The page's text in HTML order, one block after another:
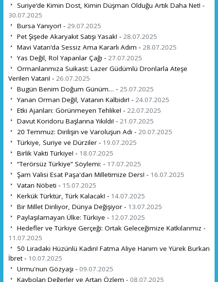
Suriye’de Kimin Dost, Kimin Düşman Olduğu Artık Daha Net! -
30.07.2025
Bursa Yanıyor! - 29.07.2025
Pet Şişede Akaryakıt Satışı Yasak! - 28.07.2025
Mavi Vatan’da Sessiz Ama Kararlı Adım - 28.07.2025
Yas Değil, Rol Yapanlar Çağı - 27.07.2025
Ormanlarımıza Suikast: Lazer Güdümlü Dronlarla Ateşe
Verilen Vatan! - 26.07.2025
Bugün Benim Doğum Günüm… - 25.07.2025
Yanan Orman Değil, Vatanın Kalbidir! - 24.07.2025
Etki Ajanları: Görünmeyen Tehlike! - 22.07.2025
Davut Koridoru Başlarına Yıkıldı! - 21.07.2025
20 Temmuz: Dirilişin ve Varoluşun Adı - 20.07.2025
Türkiye, Suriye ve Dürziler - 19.07.2025
Birlik Vakti Türkiye! - 18.07.2025
“Terörsüz Türkiye” Söylemi: - 17.07.2025
Şam Valisi Esat Paşa'dan Milletimize Ders! - 16.07.2025
Vatan Nöbeti - 15.07.2025
Kerkük Türktür, Türk Kalacak! - 14.07.2025
Bir Millet Diriliyor, Dünya Değişiyor - 13.07.2025
Paylaşılamayan Ülke: Türkiye - 12.07.2025
Hedefler ve Türkiye Gerçeği: Ortak Geleceğimize Katkılarımız -
11.07.2025
50 Liradaki Hüzünlü Kadın! Fatma Aliye Hanım ve Yürek Burkan
İbret - 10.07.2025
Urmu'nun Gözyaşı - 09.07.2025
Kaybolan Değerler ve Artan Özlem - 08.07.2025